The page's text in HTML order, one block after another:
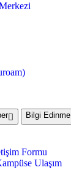
Bilgi Edinme
Formu
Ulaşım